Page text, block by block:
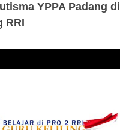
YPPA Padang di
RRI